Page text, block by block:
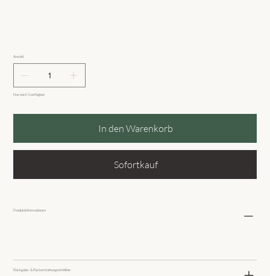
Anzahl
Nur noch 1 verfügbar
In den Warenkorb
Sofortkauf
Produktinformationen
Rückgabe- & Rückerstattungsrichtlinie